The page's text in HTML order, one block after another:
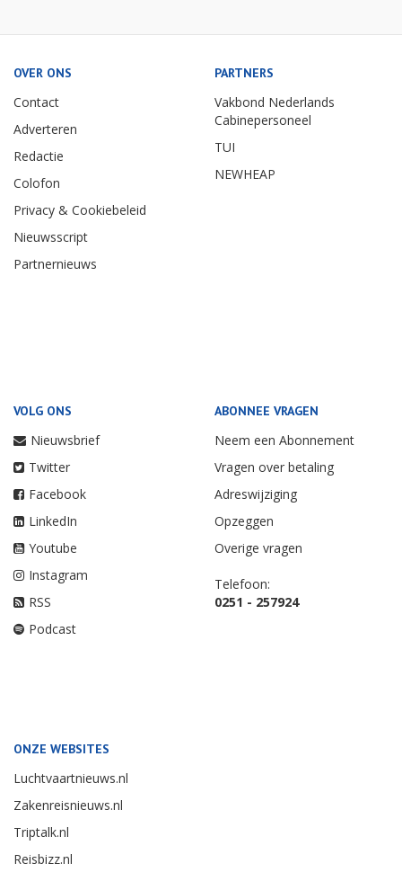
OVER ONS
Contact
Adverteren
Redactie
Colofon
Privacy & Cookiebeleid
Nieuwsscript
Partnernieuws
PARTNERS
Vakbond Nederlands
Cabinepersoneel
TUI
NEWHEAP
VOLG ONS
Nieuwsbrief
Twitter
Facebook
LinkedIn
Youtube
Instagram
RSS
Podcast
ABONNEE VRAGEN
Neem een Abonnement
Vragen over betaling
Adreswijziging
Opzeggen
Overige vragen
Telefoon:
0251 - 257924
ONZE WEBSITES
Luchtvaartnieuws.nl
Zakenreisnieuws.nl
Triptalk.nl
Reisbizz.nl